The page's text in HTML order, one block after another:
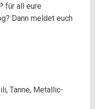
für all eure
Dann meldet euch
Tanne, Metallic-